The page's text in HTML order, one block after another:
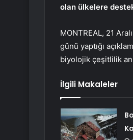
olan ülkelere
MONTREAL, 21
günü yaptığı
biyolojik çeşitlilik
İlgili Makaleler